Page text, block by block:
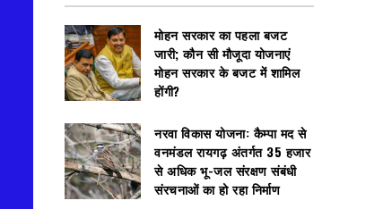
मोहन सरकार का पहला बजट
जारी; कौन सी मौजूदा योजनाएं
मोहन सरकार के बजट में शामिल
होंगी?
नरवा विकास योजना: कैम्पा मद से
वनमंडल रायगढ़ अंतर्गत 35 हजार
से अधिक भू-जल संरक्षण संबंधी
संरचनाओं का हो रहा निर्माण